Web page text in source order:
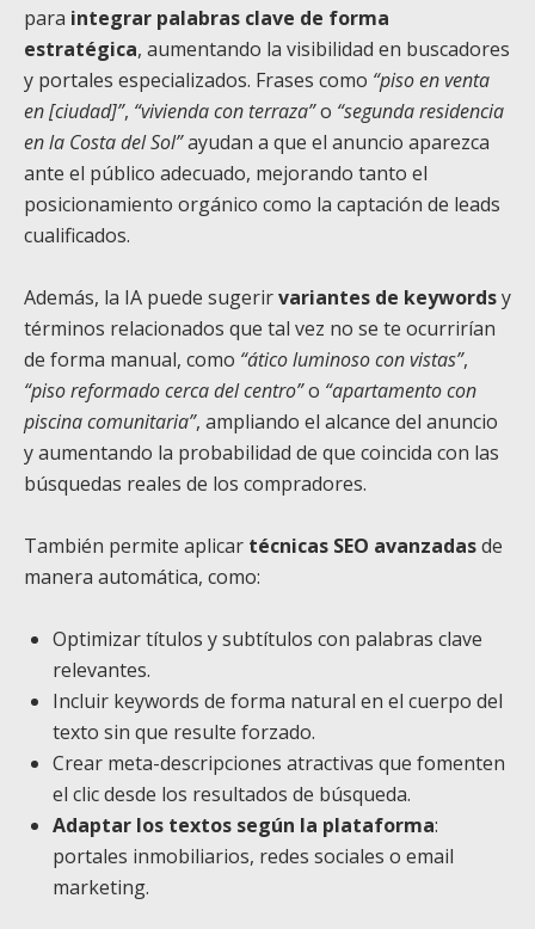
para integrar palabras clave de forma
estratégica, aumentando la visibilidad en buscadores
y portales especializados. Frases como “piso en venta
en [ciudad]”, “vivienda con terraza”o “segunda residencia
en la Costa del Sol”ayudan a que el anuncio aparezca
ante el público adecuado, mejorando tanto el
posicionamiento orgánico como la captación de leads
cualificados.
Además, la IA puede sugerirvariantes de keywordsy
términos relacionados que tal vez no se te ocurrirían
de forma manual, como “ático luminoso con vistas”,
“piso reformado cerca del centro”o “apartamento con
piscina comunitaria”, ampliando el alcance del anuncio
y aumentando la probabilidad de que coincida con las
búsquedas reales de los compradores.
También permite aplicar técnicas SEO avanzadasde
manera automática, como:
Optimizar títulos y subtítulos con palabras clave
relevantes.
Incluir keywords de forma natural en el cuerpo del
texto sin que resulte forzado.
Crear meta-descripciones atractivas que fomenten
el clic desde los resultados de búsqueda.
Adaptar los textos según la plataforma:
portales inmobiliarios, redes sociales o email
marketing.